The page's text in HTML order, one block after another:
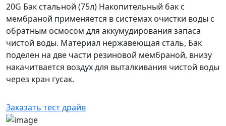
20G Бак стальной (75л) Накопительный бак с
мембраной применяется в системах очистки воды с
обратным осмосом для аккумудирования запаса
чистой воды. Материал нержавеющая сталь, Бак
поделен на две части резиновой мембраной, внизу
накачитвается воздух для выталкивания чистой воды
через кран гусак.
Заказать тест драйв